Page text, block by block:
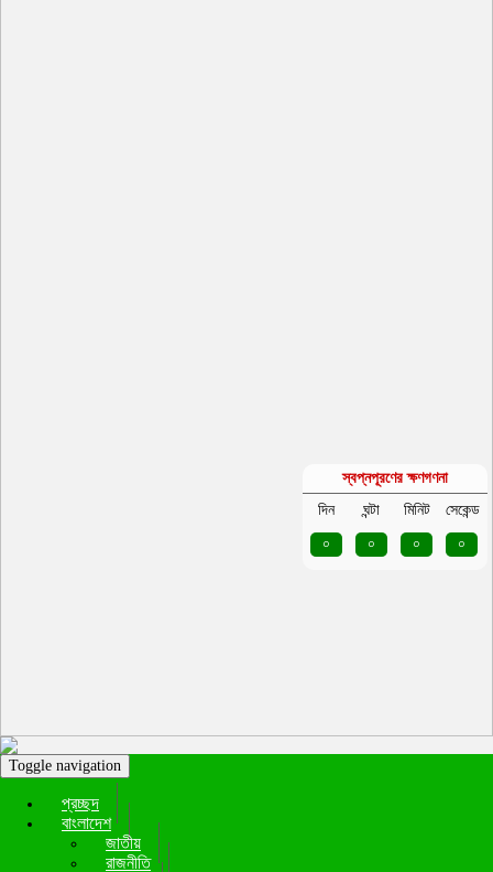
Toggle navigation
প্রচ্ছদ
বাংলাদেশ
জাতীয়
রাজনীতি
স্বপ্নপূরণের ক্ষণগণনা
দিন
ঘন্টা মিনিট
সেকেন্ড
০
০ ০ ০